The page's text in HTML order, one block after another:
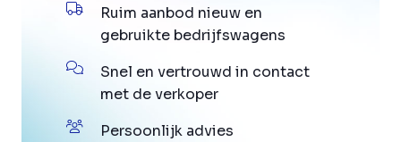
Ruim aanbod nieuw en
gebruikte bedrijfswagens
Snel en vertrouwd in contact
met de verkoper
Persoonlijk advies